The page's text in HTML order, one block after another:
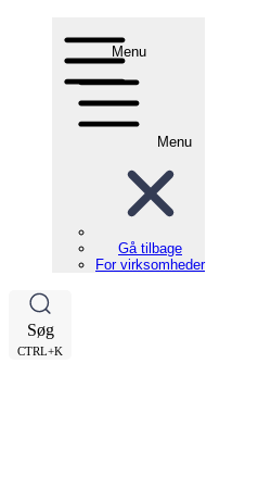
Menu
Menu
Gå tilbage
For virksomheder
Søg
CTRL+K